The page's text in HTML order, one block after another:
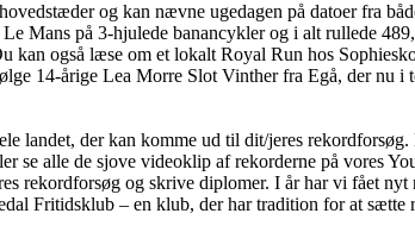
og kan nævne ugedagen på datoer fra
Mans på 3-hjulede banancykler og i alt rullede
kan også læse om et lokalt Royal Run hos
14-årige Lea Morre Slot Vinther fra Egå, der nu
landet, der kan komme ud til dit/jeres
se alle de sjove videoklip af rekorderne på vores
rekordforsøg og skrive diplomer. I år har vi fået nyt
Fritidsklub – en klub, der har tradition for at sætte